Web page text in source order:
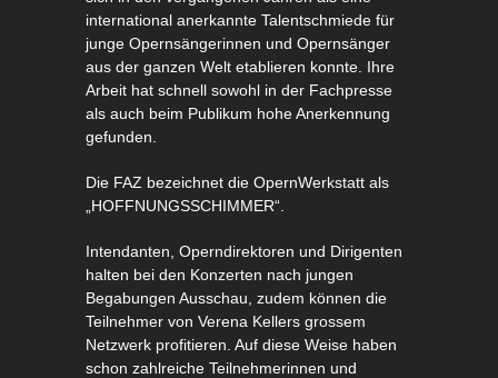
international anerkannte Talentschmiede für
junge Opernsängerinnen und Opernsänger
aus der ganzen Welt etablieren konnte. Ihre
Arbeit hat schnell sowohl in der Fachpresse
als auch beim Publikum hohe Anerkennung
gefunden.
Die FAZ bezeichnet die OpernWerkstatt als
„HOFFNUNGSSCHIMMER“.
Intendanten, Operndirektoren und Dirigenten
halten bei den Konzerten nach jungen
Begabungen Ausschau, zudem können die
Teilnehmer von Verena Kellers grossem
Netzwerk profitieren. Auf diese Weise haben
schon zahlreiche Teilnehmerinnen und